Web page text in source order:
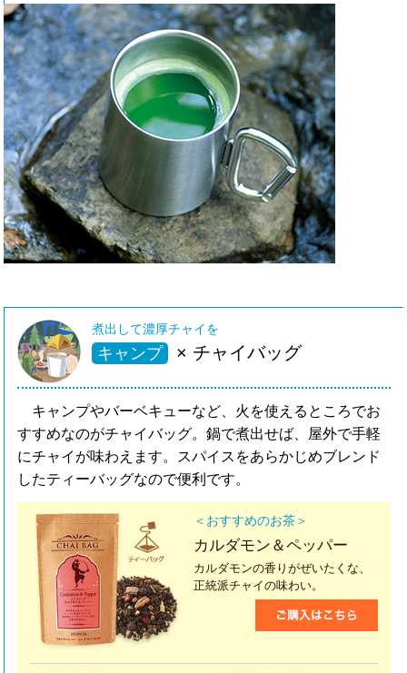
煮出して濃厚チャイを
キャンプ × チャイバッグ
キャンプやバーベキューなど、火を使えるところでお
すすめなのがチャイバッグ。鍋で煮出せば、屋外で手軽
にチャイが味わえます。スパイスをあらかじめブレンド
したティーバッグなので便利です。
＜おすすめのお茶＞
カルダモン＆ペッパー
カルダモンの香りがぜいたくな、
正統派チャイの味わい。